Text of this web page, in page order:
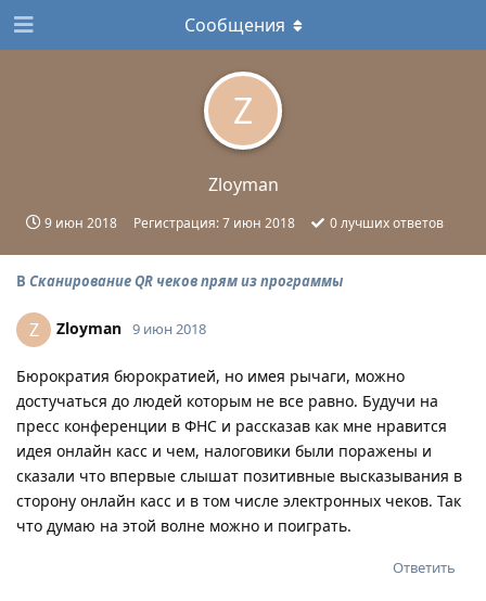
Z
Zloyman
9 июн 2018 Регистрация:7 июн 2018 0лучших ответов
Сообщения
В Сканирование QR чеков прям из программы
Z Zloyman 9 июн 2018
Бюрократия бюрократией, но имея рычаги, можно
достучаться до людей которым не все равно. Будучи на
пресс конференции в ФНС и рассказав как мне нравится
идея онлайн касс и чем, налоговики были поражены и
сказали что впервые слышат позитивные высказывания в
сторону онлайн касс и в том числе электронных чеков. Так
что думаю на этой волне можно и поиграть.
Ответить